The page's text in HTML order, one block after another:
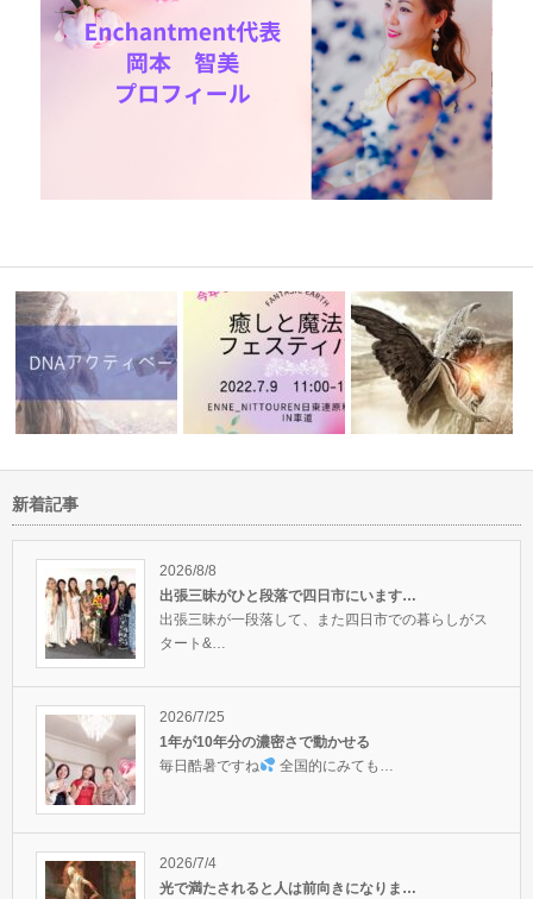
ーリン
リラックスして頭の中もクリア7/9(土)は名古屋でヒーリング体ハートをオープンにして
新着記事
2026/8/8
出張三昧がひと段落で四日市にいます…
出張三昧が一段落して、また四日市での暮らしがス
タート&…
2026/7/25
1年が10年分の濃密さで動かせる
毎日酷暑ですね
全国的にみても…
2026/7/4
光で満たされると人は前向きになりま…